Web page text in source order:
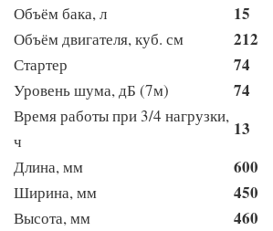
Объём бака, л 15
Объём двигателя, куб. см 212
Стартер 74
Уровень шума, дБ (7м) 74
Время работы при 3/4 нагрузки,
ч
13
Длина, мм 600
Ширина, мм 450
Высота, мм 460